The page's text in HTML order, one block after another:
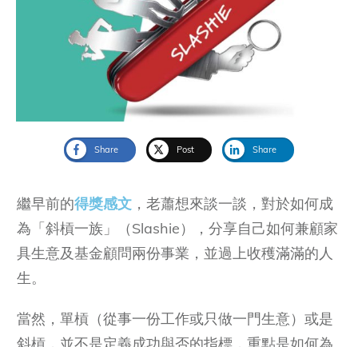
Share Post Share
繼早前的得獎感文 ，老蕭想來談一談，對於如何成
為「斜槓一族」（Slashie），分享自己如何兼顧家
具生意及基金顧問兩份事業，並過上收穫滿滿的人
生。
當然，單槓（從事一份工作或只做一門生意）或是
斜槓，並不是定義成功與否的指標，重點是如何為